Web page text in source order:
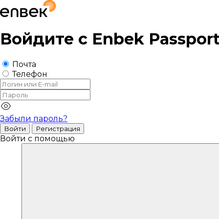
Войдите с Enbek
Почта
Телефон
Забыли пароль?
Войти Регистрация
Войти с помощью